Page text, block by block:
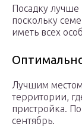
Посадку лучше
поскольку
иметь всех
Лучшим
территории,
пристройка.
сентябрь.